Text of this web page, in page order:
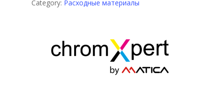
Category: Расходные материалы